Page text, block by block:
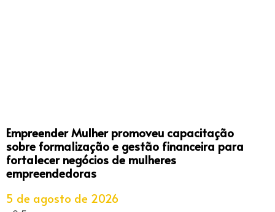
Empreender Mulher promoveu capacitação
sobre formalização e gestão financeira para
fortalecer negócios de mulheres
empreendedoras
5 de agosto de 2026